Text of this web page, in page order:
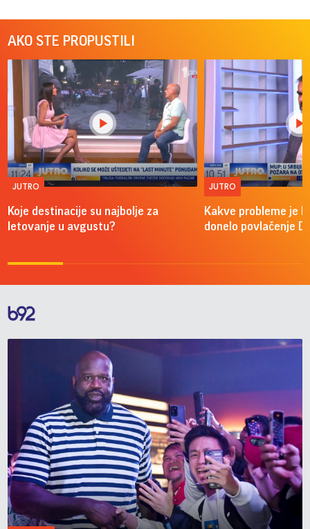
AKO STE PROPUSTILI
JUTRO
Koje destinacije su najbolje za
letovanje u avgustu?
JUTRO
Kakve probleme je
donelo povlačenje